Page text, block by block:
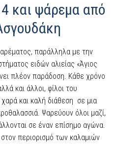
και ψάρεμα από
παράλληλα με την
ειδών αλιείας «Άγιος
πλέον παράδοση. Κάθε χρόνο
και άλλοι, φίλοι του
και καλή διάθεση σε μια
Ψαρεύουν όλοι μαζί,
σε έναν επίσημο αγώνα.
περιορισμό των καλαμιών